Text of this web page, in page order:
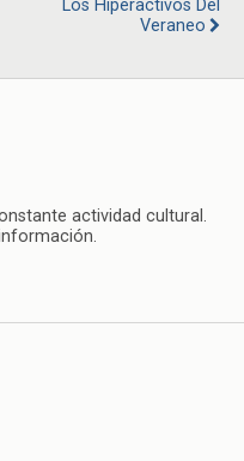
Los Hiperactivos Del
Veraneo
actividad cultural.